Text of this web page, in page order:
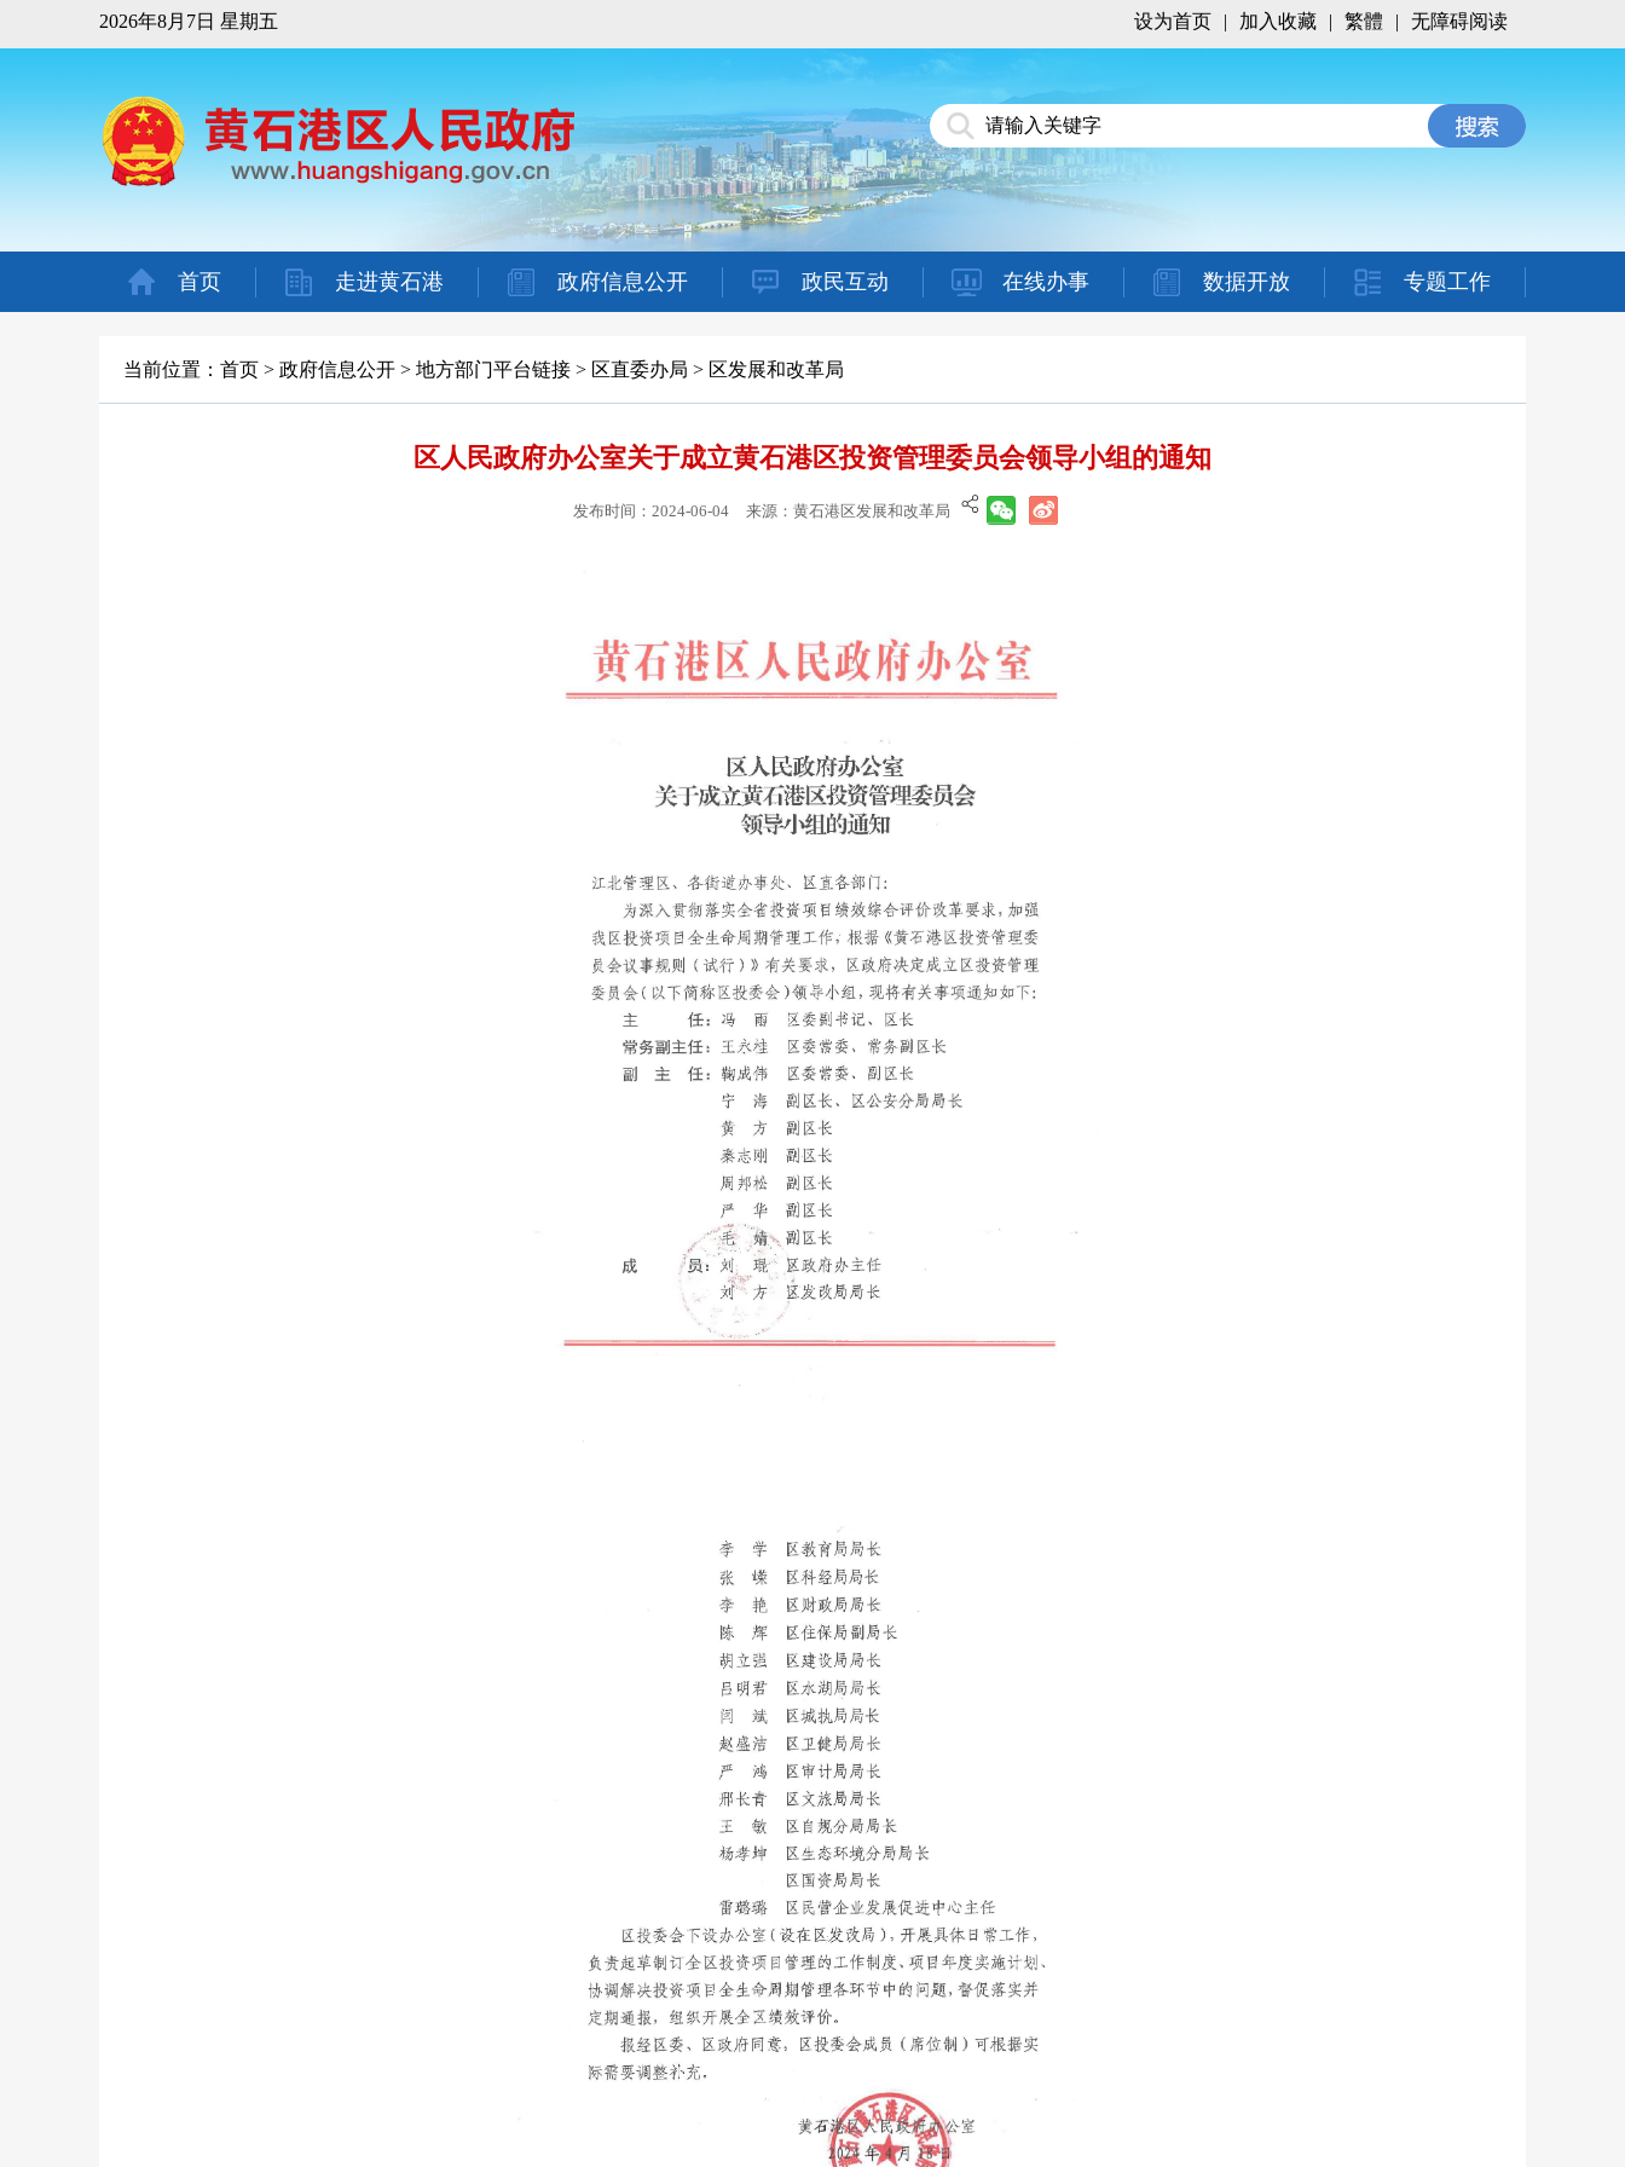
2026年8月7日 星期五 设为首页 | 加入收藏 | 繁體 | 无障碍阅读
首页 走进黄石港 政府信息公开 政民互动 在线办事 数据开放 专题工作
当前位置： 首页 > 政府信息公开 > 地方部门平台链接 > 区直委办局 > 区发展和改革局
区人民政府办公室关于成立黄石港区投资管理委员会领导小组的通知
发布时间：2024-06-04 来源：黄石港区发展和改革局